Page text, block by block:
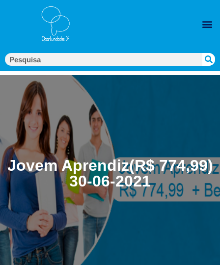
Jovem Aprendiz(R$ 774,99)
30-06-2021